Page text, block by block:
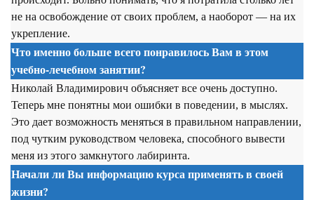
не на освобождение от своих проблем, а наоборот — на их
укрепление.
Что именно больше всего понравилось Вам в этом
учебно-лечебном занятии?
Николай Владимирович объясняет все очень доступно.
Теперь мне понятны мои ошибки в поведении, в мыслях.
Это дает возможность меняться в правильном направлении,
под чутким руководством человека, способного вывести
меня из этого замкнутого лабиринта.
Начали ли Вы информацию курса применять в своей
жизни?